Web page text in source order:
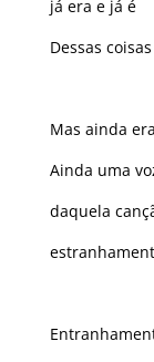
já era e já é
Dessas
Mas ainda
Ainda uma
daquela